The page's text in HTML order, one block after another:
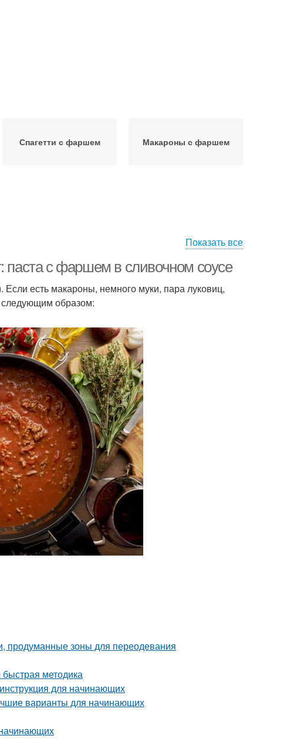
Спагетти с фаршем Макароны с фаршем
Показать все
с фаршем в сливочном соусе
есть макароны, немного муки, пара луковиц,
следующим образом:
продуманные зоны для переодевания
методика
для начинающих
варианты для начинающих